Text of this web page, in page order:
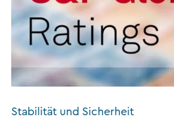
Stabilität und Sicherheit